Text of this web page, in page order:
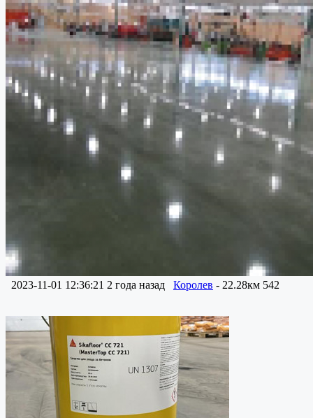
2023-11-01 12:36:21 2 года назад Королев - 22.28км 542